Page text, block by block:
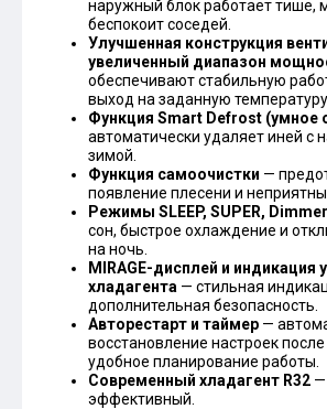
наружный блок работает тише,
беспокоит соседей.
Улучшенная конструкция
увеличенный диапазон
обеспечивают стабильную
выход на заданную температуру.
Функция Smart Defrost (умное
автоматически удаляет иней с
зимой.
Функция самоочистки —
появление плесени и
Режимы SLEEP, SUPER, Dimmer
сон, быстрое охлаждение и
на ночь.
MIRAGE-дисплей и индикация
хладагента — стильная
дополнительная безопасность.
Авторестарт и таймер —
восстановление настроек
удобное планирование работы.
Современный хладагент R32 —
эффективный.